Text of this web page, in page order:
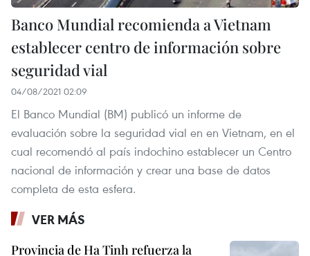
Banco Mundial recomienda a Vietnam
establecer centro de información sobre
seguridad vial
04/08/2021 02:09
El Banco Mundial (BM) publicó un informe de
evaluación sobre la seguridad vial en en Vietnam, en el
cual recomendó al país indochino establecer un Centro
nacional de información y crear una base de datos
completa de esta esfera.
VER MÁS
Provincia de Ha Tinh refuerza la